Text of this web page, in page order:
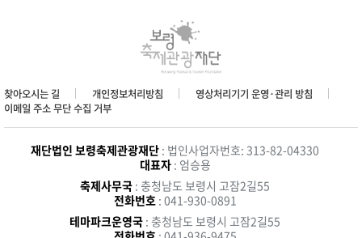
찾아오시는 길 개인정보처리방침
영상처리기기 운영·관리 방침
이메일 주소 무단 수집 거부
재단법인 보령축제관광재단 : 법인사업자번호: 313-82-04330
대표자: 엄승용
축제사무국 : 충청남도 보령시 고잠2길55
전화번호 : 041-930-0891
테마파크운영국 : 충청남도 보령시 고잠2길55